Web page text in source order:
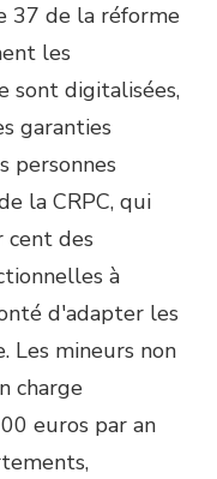
37 de la réforme
les
sont digitalisées,
garanties
personnes
la CRPC, qui
cent des
à
d'adapter les
Les mineurs non
charge
euros par an